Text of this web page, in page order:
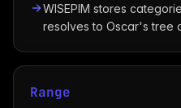
WISEPIM stores
resolves to Oscar's tree
Range